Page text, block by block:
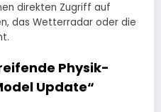
direkten Zugriff auf
das Wetterradar oder die
Physik-
Update“